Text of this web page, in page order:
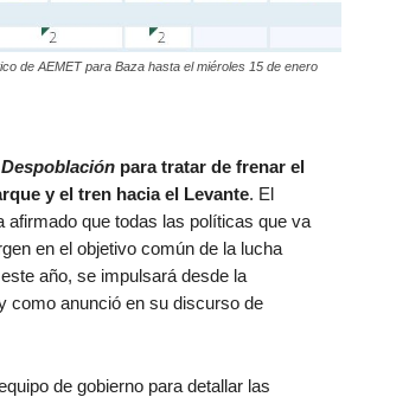
de AEMET para Baza hasta el miéroles 15 de enero
para tratar de frenar el
y el tren hacia el Levante. El
afirmado que todas las políticas que va
en el objetivo común de la lucha
año, se impulsará desde la
como anunció en su discurso de
de gobierno para detallar las